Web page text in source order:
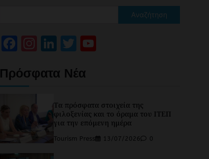
Αναζήτηση
Facebook
Instagram
LinkedIn
Twitter
Πρόσφατα Νέα
Τα πρόσφατα στοιχεία της
φιλοξενίας και το όραμα του ΙΤΕΠ
για την επόμενη ημέρα
Tourism Press 13/07/2026 0